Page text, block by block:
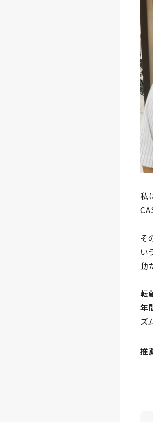
私
そ
い
動
転
年
ズ
推